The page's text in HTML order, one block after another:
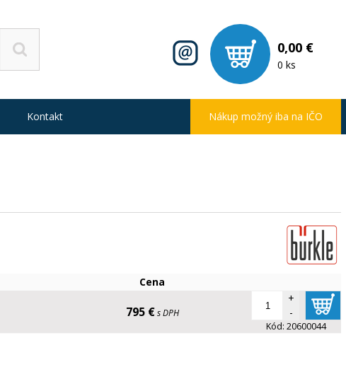
0,00 €
0 ks
Cena
795 € s DPH
+
-
Kód: 20600044
Kontakt Nákup možný iba na IČO